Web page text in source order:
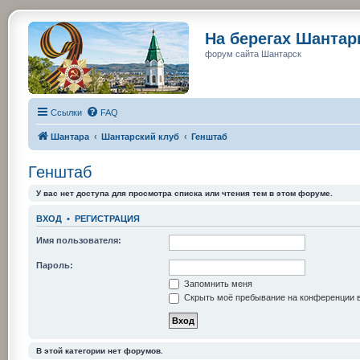
На берегах
форум сайта Шантарск
Ссылки FAQ
Шантара Шантарский клуб Генштаб
Генштаб
У вас нет доступа для просмотра списка или чтения тем в этом форуме.
ВХОД • РЕГИСТРАЦИЯ
Имя пользователя:
Пароль:
Запомнить меня
Скрыть моё пребывание на конференции
В этой категории нет форумов.